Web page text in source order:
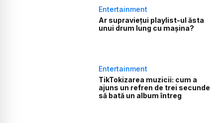
Entertainment
Ar supraviețui playlist-ul ăsta
unui drum lung cu mașina?
Entertainment
TikTokizarea muzicii: cum a
ajuns un refren de trei secunde
să bată un album întreg